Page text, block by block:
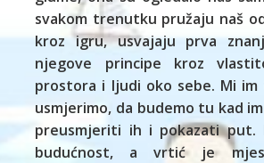
svakom trenutku pružaju naš
kroz igru, usvajaju prva
njegove principe kroz
prostora i ljudi oko sebe. Mi
usmjerimo, da budemo tu kad
preusmjeriti ih i pokazati put.
budućnost, a vrtić je